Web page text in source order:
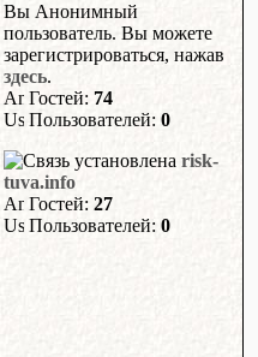
Вы Анонимный
пользователь. Вы можете
зарегистрироваться, нажав
здесь.
Гостей: 74
Пользователей: 0
risk-
tuva.info
Гостей: 27
Пользователей: 0